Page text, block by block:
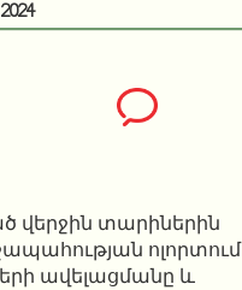
վերջին տարիներին
ոլորտում
ավելացմանը և